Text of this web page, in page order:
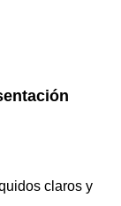
claros y